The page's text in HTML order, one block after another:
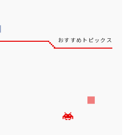
おすすめトピックス